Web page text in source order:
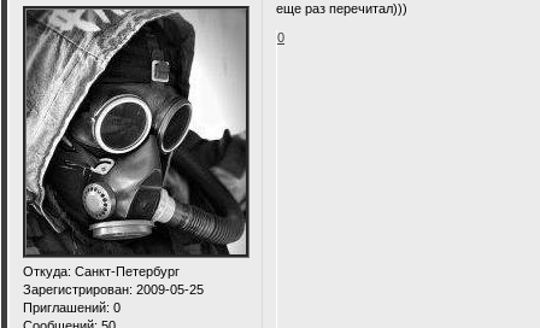
Откуда: Санкт-Петербург
Зарегистрирован: 2009-05-25
Приглашений: 0
еще раз перечитал)))
0